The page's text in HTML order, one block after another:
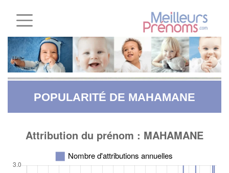
POPULARITÉ DE MAHAMANE